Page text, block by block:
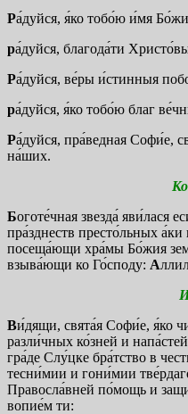
Ра́дуйся, я́ко тобо́ю и́мя
ра́дуйся, благода́ти
Ра́дуйся, ве́ры и́стинныя
ра́дуйся, я́ко тобо́ю благ
Ра́дуйся, пра́ведная Софи́е,
на́ших.
Боготе́чная звезда́ яви́лася
пра́зднеств престо́льных
посеща́ющи хра́мы Бо́жия
взыва́ющи ко Го́споду: А
Ви́дящи, свята́я Софи́е, я́ко
разли́чных ко́зней и
гра́де Слу́цке бра́тство в
тесни́мии и гони́мии
Правосла́вней по́мощь и
вопие́м ти: